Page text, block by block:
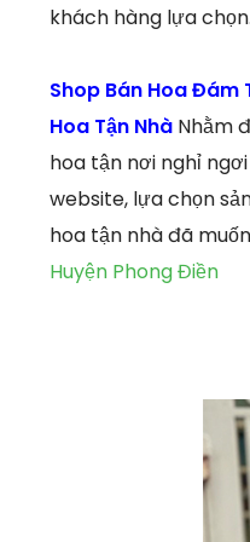
khách hàng lựa
Shop Bán Hoa Đám
Hoa Tận Nhà Nhằm
hoa tận nơi nghỉ
website, lựa chọn
hoa tận nhà đã
Huyện Phong Điền